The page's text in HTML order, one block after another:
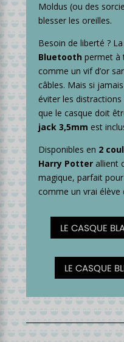
Moldus (ou des
blesser les oreilles.
Besoin de liberté ? La
Bluetooth permet à
comme un vif d’or
câbles. Mais si
éviter les
que le casque doit
jack 3,5mm est
Disponibles en 2
Harry Potter allient
magique, parfait
comme un vrai élève
LE CASQUE
LE CASQUE